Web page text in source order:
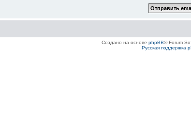
Создано на основе phpBB® Forum
Русская поддержка